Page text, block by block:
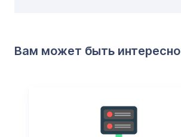
Вам может быть интересно